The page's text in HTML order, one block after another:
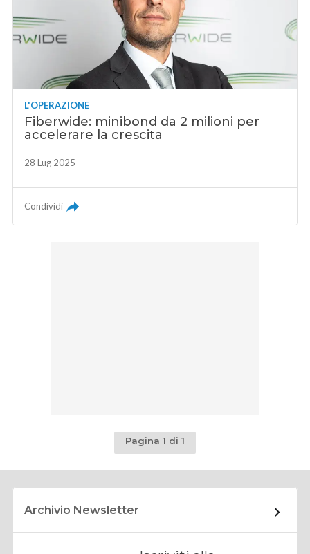
L'OPERAZIONE
Fiberwide: minibond da 2 milioni per
accelerare la crescita
28 Lug 2025
Condividi
Pagina 1 di 1
Archivio Newsletter